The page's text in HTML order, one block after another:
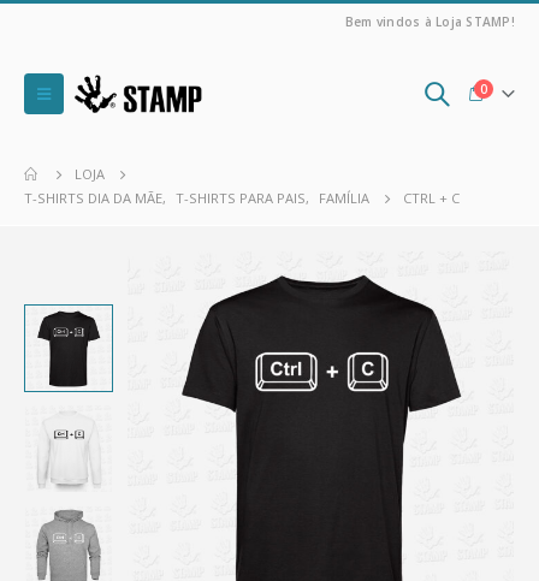
Bem vindos à Loja STAMP!
0
LOJA
T-SHIRTS DIA DA MÃE, T-SHIRTS PARA PAIS, FAMÍLIA CTRL + C